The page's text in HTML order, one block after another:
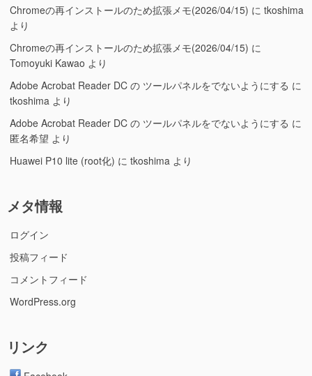
Chromeの再インストールのため拡張メモ(2026/04/15) に tkoshima
より
Chromeの再インストールのため拡張メモ(2026/04/15) に
Tomoyuki Kawao より
Adobe Acrobat Reader DC の ツールパネルをでないようにする に
tkoshima より
Adobe Acrobat Reader DC の ツールパネルをでないようにする に
匿名希望 より
Huawei P10 lite (root化) に tkoshima より
メタ情報
ログイン
投稿フィード
コメントフィード
WordPress.org
リンク